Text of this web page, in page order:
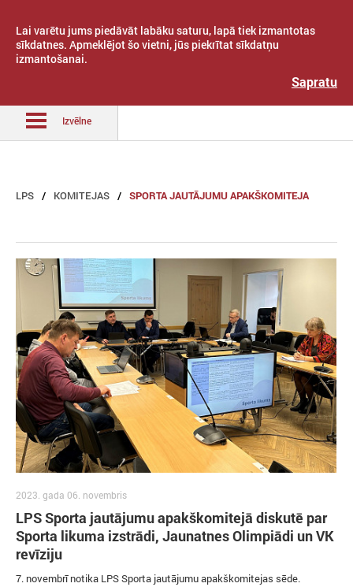
Lai varētu jums piedāvāt labāku saturu, lapā tiek izmantotas
sīkdatnes. Apmeklējot šo vietni, jūs piekrītat sīkdatņu
izmantošanai.
Sapratu
Izvēlne
LPS KOMITEJAS SPORTA JAUTĀJUMU APAKŠKOMITEJA
2023. gada 06. novembris
LPS Sporta jautājumu apakškomitejā diskutē par
Sporta likuma izstrādi, Jaunatnes Olimpiādi un VK
revīziju
7. novembrī notika LPS Sporta jautājumu apakškomitejas sēde.